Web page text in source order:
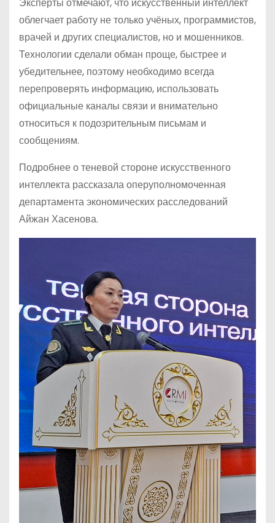
Эксперты отмечают, что искусственный интеллект
облегчает работу не только учёных, программистов,
врачей и других специалистов, но и мошенников.
Технологии сделали обман проще, быстрее и
убедительнее, поэтому необходимо всегда
перепроверять информацию, использовать
официальные каналы связи и внимательно
относиться к подозрительным письмам и
сообщениям.
Подробнее о теневой стороне искусственного
интеллекта рассказала оперуполномоченная
департамента экономических расследований
Айжан Хасенова.